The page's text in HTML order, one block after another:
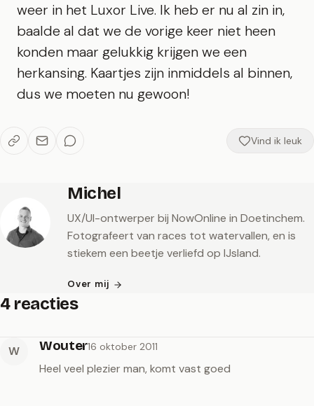
weer in het Luxor Live. Ik heb er nu al zin in,
baalde al dat we de vorige keer niet heen
konden maar gelukkig krijgen we een
herkansing. Kaartjes zijn inmiddels al binnen,
dus we moeten nu gewoon!
Vind ik leuk
Michel
UX/UI-ontwerper bij NowOnline in Doetinchem.
Fotografeert van races tot watervallen, en is
stiekem een beetje verliefd op IJsland.
Over mij
4 reacties
W Wouter16 oktober 2011
Heel veel plezier man, komt vast goed